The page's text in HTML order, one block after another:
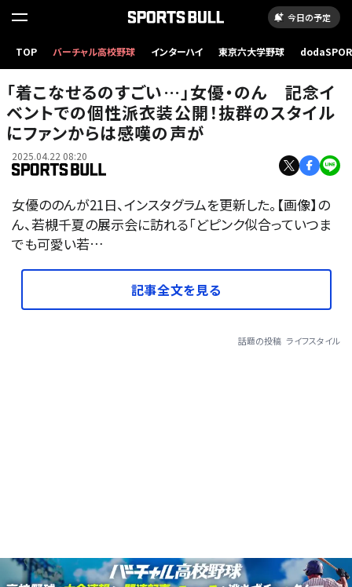
今日の予定
TOP バーチャル高校野球 インターハイ 東京六大学野球
「着こなせるのすごい…」女優・のん 記念イ
ベントでの個性派衣装公開！抜群のスタイル
にファンからは感嘆の声が
2025.04.22 08:20
女優ののんが21日、インスタグラムを更新した。【画像】の
ん、若槻千夏の展示会に訪れる「どピンク似合っていつま
でも可愛い若…
記事全文を見る
話題の投稿 ライフスタイル